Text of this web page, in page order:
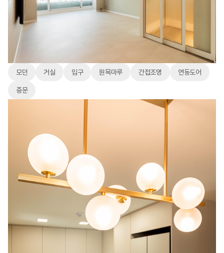
모던 거실 입구 원목마루 간접조명 연동도어
중문